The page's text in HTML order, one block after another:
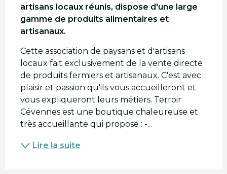
artisans locaux réunis, dispose d'une large
gamme de produits alimentaires et
artisanaux.
Cette association de paysans et d'artisans
locaux fait exclusivement de la vente directe
de produits fermiers et artisanaux. C'est avec
plaisir et passion qu'ils vous accueilleront et
vous expliqueront leurs métiers. Terroir
Cévennes est une boutique chaleureuse et
très accueillante qui propose : -...
Lire la suite